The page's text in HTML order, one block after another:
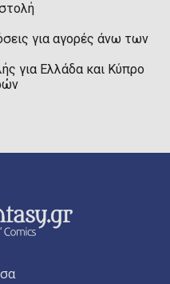
για αγορές άνω των
για Ελλάδα και Κύπρο